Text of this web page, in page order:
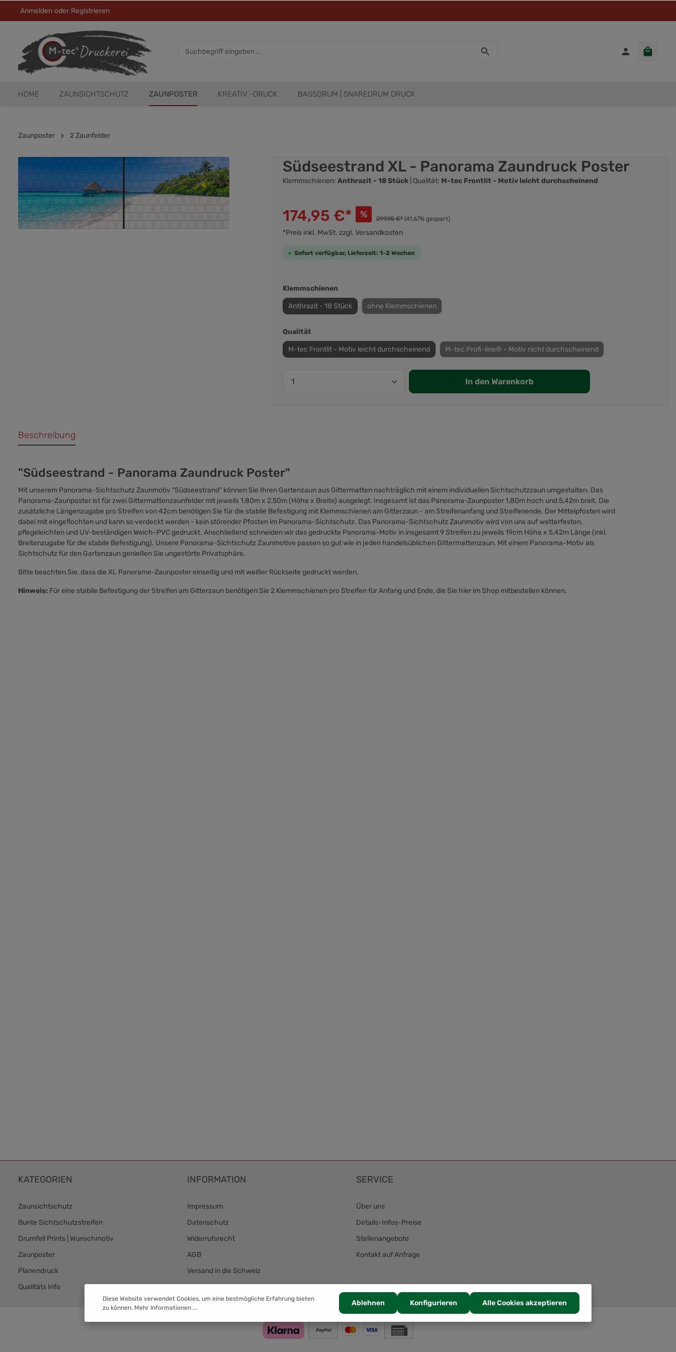
Anmelden oder Registrieren
HOME ZAUNSICHTSCHUTZ ZAUNPOSTER KREATIV -DRUCK BASSDRUM | SNAREDRUM DRUCK
Zaunposter 2 Zaunfelder
Südseestrand XL - Panorama Zaundruck Poster
Klemmschienen: Anthrazit - 18 Stück | Qualität: M-tec Frontlit - Motiv leicht durchscheinend
174,95 €* % 299,95 €* (41.67% gespart)
*Preis inkl. MwSt. zzgl. Versandkosten
Sofort verfügbar, Lieferzeit: 1-2 Wochen
Klemmschienen
Anthrazit - 18 Stück ohne Klemmschienen
Qualität
M-tec Frontlit - Motiv leicht durchscheinend M-tec Profi-line® - Motiv nicht durchscheinend
In den Warenkorb
Beschreibung
"Südseestrand - Panorama Zaundruck Poster"
Mit unserem Panorama-Sichtschutz Zaunmotiv "Südseestrand" können Sie Ihren Gartenzaun aus Gittermatten nachträglich mit einem individuellen Sichtschutzzaun umgestalten. Das
Panorama-Zaunposter ist für zwei Gittermattenzaunfelder mit jeweils 1,80m x 2,50m (Höhe x Breite) ausgelegt. Insgesamt ist das Panorama-Zaunposter 1,80m hoch und 5,42m breit. Die
zusätzliche Längenzugabe pro Streifen von 42cm benötigen Sie für die stabile Befestigung mit Klemmschienen am Gitterzaun - am Streifenanfang und Streifenende. Der Mittelpfosten wird
dabei mit eingeflochten und kann so verdeckt werden - kein störender Pfosten im Panorama-Sichtschutz. Das Panorama-Sichtschutz Zaunmotiv wird von uns auf wetterfesten,
pflegeleichten und UV-beständigen Weich-PVC gedruckt. Anschließend schneiden wir das gedruckte Panorama-Motiv in insgesamt 9 Streifen zu jeweils 19cm Höhe x 5,42m Länge (inkl.
Breitenzugabe für die stabile Befestigung). Unsere Panorama-Sichtschutz Zaunmotive passen so gut wie in jeden handelsüblichen Gittermattenzaun. Mit einem Panorama-Motiv als
Sichtschutz für den Gartenzaun genießen Sie ungestörte Privatsphäre.
Bitte beachten Sie, dass die XL Panorame-Zaunposter einseitig und mit weißer Rückseite gedruckt werden.
Hinweis: Für eine stabile Befestigung der Streifen am Gitterzaun benötigen Sie 2 Klemmschienen pro Streifen für Anfang und Ende, die Sie hier im Shop mitbestellen können.
KATEGORIEN
Zaunsichtschutz
Bunte Sichtschutzstreifen
Drumfell Prints | Wunschmotiv
Zaunposter
Planendruck
Qualitäts Info
INFORMATION
Impressum
Datenschutz
Widerrufsrecht
AGB
Versand in die Schweiz
Versand & Zahlung
SERVICE
Über uns
Details-Infos-Preise
Stellenangebote
Kontakt auf Anfrage
Diese Website verwendet Cookies, um eine bestmögliche Erfahrung bieten
zu können. Mehr Informationen ...
Ablehnen Konfigurieren Alle Cookies akzeptieren